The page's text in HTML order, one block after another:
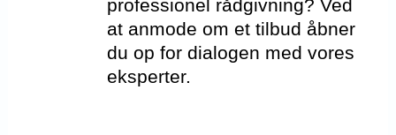
professionel rådgivning? Ved
at anmode om et tilbud åbner
du op for dialogen med vores
eksperter.